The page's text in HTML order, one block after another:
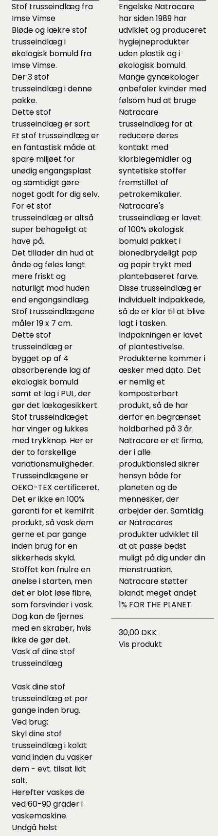
Stof trusseindlæg fra
Imse Vimse
Bløde og lækre stof
trusseindlæg i
økologisk bomuld fra
Imse Vimse.
Der 3 stof
trusseindlæg i denne
pakke.
Dette stof
trusseindlæg er sort
Et stof trusseindlæg er
en fantastisk måde at
spare miljøet for
unødig engangsplast
og samtidigt gøre
noget godt for dig selv.
For et stof
trusseindlæg er altså
super behageligt at
have på.
Det tillader din hud at
ånde og føles langt
mere friskt og
naturligt mod huden
end engangsindlæg.
Stof trusseindlægene
måler 19 x 7 cm.
Dette stof
trusseindlæg er
bygget op af 4
absorberende lag af
økologisk bomuld
samt et lag i PUL, der
gør det lækagesikkert.
Stof trusseindlæget
har vinger og lukkes
med trykknap. Her er
der to forskellige
variationsmuligheder.
Trusseindlægene er
OEKO-TEX certificeret.
Det er ikke en 100%
garanti for et kemifrit
produkt, så vask dem
gerne et par gange
inden brug for en
sikkerheds skyld.
Stoffet kan fnulre en
anelse i starten, men
det er blot løse fibre,
som forsvinder i vask.
Dog kan de fjernes
med en skraber, hvis
ikke de gør det.
Vask af dine stof
trusseindlæg
Vask dine stof
trusseindlæg et par
gange inden brug.
Ved brug:
Skyl dine stof
trusseindlæg i koldt
vand inden du vasker
dem - evt. tilsat lidt
salt.
Herefter vaskes de
ved 60-90 grader i
vaskemaskine.
Undgå helst
Engelske Natracare
har siden 1989 har
udviklet og produceret
hygiejneprodukter
uden plastik og i
økologisk bomuld.
Mange gynækologer
anbefaler kvinder med
følsom hud at bruge
Natracare
trusseindlæg for at
reducere deres
kontakt med
klorblegemidler og
syntetiske stoffer
fremstillet af
petrokemikalier.
Natracare's
trusseindlæg er lavet
af 100% økologisk
bomuld pakket i
bionedbrydeligt pap
og papir trykt med
plantebaseret farve.
Disse trusseindlæg er
individuelt indpakkede,
så de er klar til at blive
lagt i tasken.
Indpakningen er lavet
af plantestivelse.
Produkterne kommer i
æsker med dato. Det
er nemlig et
komposterbart
produkt, så de har
derfor en begrænset
holdbarhed på 3 år.
Natracare er et firma,
der i alle
produktionsled sikrer
hensyn både for
planeten og de
mennesker, der
arbejder der. Samtidig
er Natracares
produkter udviklet til
at at passe bedst
muligt på dig under din
menstruation.
Natracare støtter
blandt meget andet
1% FOR THE PLANET.
30,00 DKK
Vis produkt